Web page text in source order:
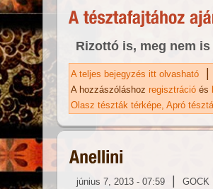
Rizottó is, meg nem is
A teljes bejegyzés itt olvasható |
A hozzászóláshoz regisztráció és
Olasz tészták térképe Apró
június 7, 2013 - 07:59 | GOCK